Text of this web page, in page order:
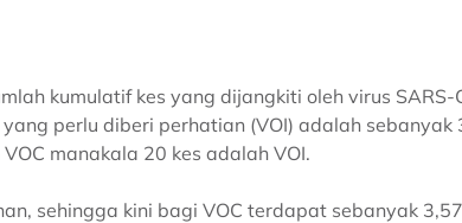
kumulatif kes yang dijangkiti oleh virus
perlu diberi perhatian (VOI) adalah
manakala 20 kes adalah VOI.
sehingga kini bagi VOC terdapat sebanyak